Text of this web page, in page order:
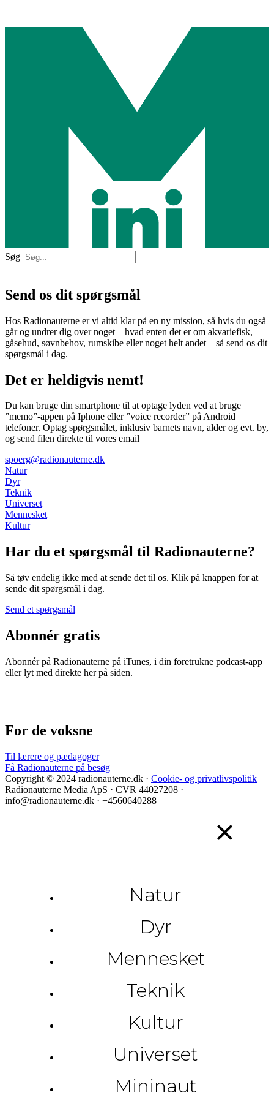
Søg
Send os dit spørgsmål
Hos Radionauterne er vi altid klar på en ny mission, så hvis du også
går og undrer dig over noget – hvad enten det er om akvariefisk,
gåsehud, søvnbehov, rumskibe eller noget helt andet – så send os dit
spørgsmål i dag.
Det er heldigvis nemt!
Du kan bruge din smartphone til at optage lyden ved at bruge
”memo”-appen på Iphone eller ”voice recorder” på Android
telefoner. Optag spørgsmålet, inklusiv barnets navn, alder og evt. by,
og send filen direkte til vores email
spoerg@radionauterne.dk
Natur
Dyr
Teknik
Universet
Mennesket
Kultur
Har du et spørgsmål til Radionauterne?
Så tøv endelig ikke med at sende det til os. Klik på knappen for at
sende dit spørgsmål i dag.
Send et spørgsmål
Abonnér gratis
Abonnér på Radionauterne på iTunes, i din foretrukne podcast-app
eller lyt med direkte her på siden.
For de voksne
Til lærere og pædagoger
Få Radionauterne på besøg
Copyright © 2024 radionauterne.dk · Cookie- og privatlivspolitik
Radionauterne Media ApS · CVR 44027208 ·
info@radionauterne.dk · +4560640288
Natur
Dyr
Mennesket
Teknik
Kultur
Universet
Mininaut